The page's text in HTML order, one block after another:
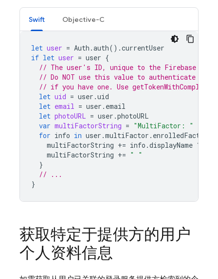
Swift Objective-C
let user = Auth .auth().currentUser
if let user = user {
// The user's ID, unique to the Firebase
// Do NOT use this value to authenticate with
// if you have one. Use
let uid = user .uid
let email = user . email
let photoURL = user .photoURL
var multiFactorString = "MultiFactor: "
for info in user .multiFactor . enrolledFactors
multiFactorString += info .displayName ??
multiFactorString += " "
}
// ...
}
获取特定于提供方的用户
个人资料信息